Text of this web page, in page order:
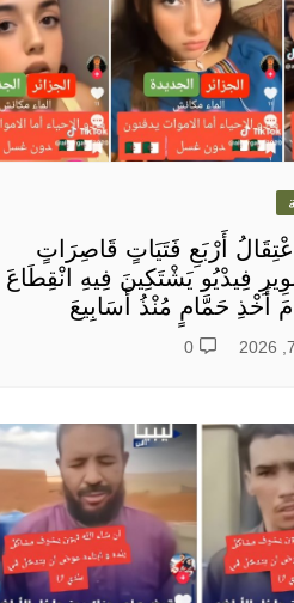
أَرْبَعِ فَتَيَاتٍ قَاصِرَاتٍ
فِيدْيُو يَشْتَكِينَ فِيهِ انْقِطَاعَ
أَخْذِ حَمَّامٍ مُنْذُ أَسَابِيعَ
0